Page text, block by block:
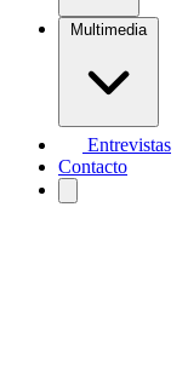
Multimedia
Entrevistas
Contacto